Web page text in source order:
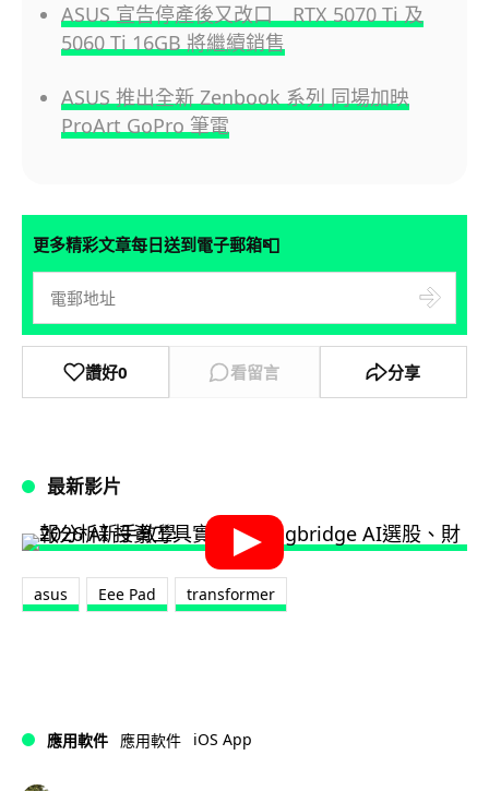
ASUS 宣告停產後又改口 RTX 5070 Ti 及
5060 Ti 16GB 將繼續銷售
ASUS 推出全新 Zenbook 系列 同場加映
ProArt GoPro 筆電
更多精彩文章每日送到電子郵箱📮
讚好0 看留言 分享
最新影片
asus Eee Pad transformer
應用軟件 應用軟件 iOS App